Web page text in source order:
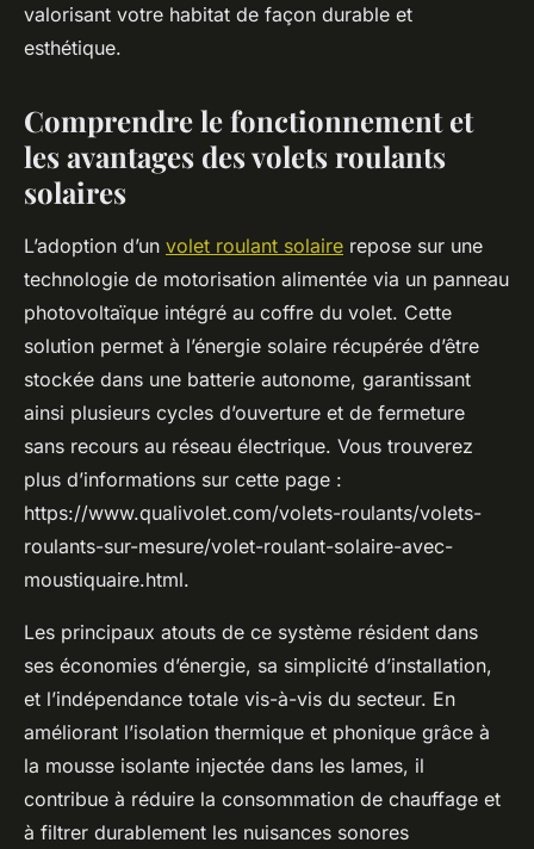
valorisant votre habitat de façon durable et
esthétique.
Comprendre le fonctionnement et
les avantages des volets roulants
solaires
L’adoption d’un volet roulant solaire repose sur une
technologie de motorisation alimentée via un panneau
photovoltaïque intégré au coffre du volet. Cette
solution permet à l’énergie solaire récupérée d’être
stockée dans une batterie autonome, garantissant
ainsi plusieurs cycles d’ouverture et de fermeture
sans recours au réseau électrique. Vous trouverez
plus d’informations sur cette page :
https://www.qualivolet.com/volets-roulants/volets-
roulants-sur-mesure/volet-roulant-solaire-avec-
moustiquaire.html.
Les principaux atouts de ce système résident dans
ses économies d’énergie, sa simplicité d’installation,
et l’indépendance totale vis-à-vis du secteur. En
améliorant l’isolation thermique et phonique grâce à
la mousse isolante injectée dans les lames, il
contribue à réduire la consommation de chauffage et
à filtrer durablement les nuisances sonores